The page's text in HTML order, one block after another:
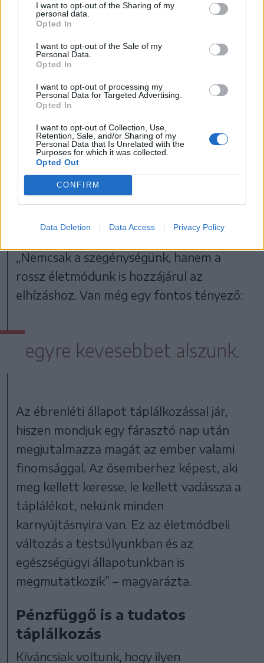
I want to opt-out of the Sharing of my
personal data.
Opted In
I want to opt-out of the Sale of my
Personal Data.
Opted In
I want to opt-out of processing my
Personal Data for Targeted Advertising.
Opted In
I want to opt-out of Collection, Use,
Retention, Sale, and/or Sharing of my
Personal Data that Is Unrelated with the
Purposes for which it was collected.
Opted Out
CONFIRM
Data Deletion Data Access Privacy Policy
erdőtől,
egyre több helyre autóval
jutunk el, és azok a
lépések, amelyeket az
irodában, a gyárban, a
konyhában teszünk meg,
nem igazán számítanak
mozgásnak.
„Nemcsak a szegénységünk, hanem a
rossz életmódunk is hozzájárul az
elhízáshoz. Van még egy fontos tényező:
egyre kevesebbet alszunk.
Az ébrenléti állapot táplálkozással jár,
hiszen mondjuk egy fárasztó nap után
megjutalmazza magát az ember valami
finomsággal. Az ősemberhez képest, aki
meg kellett keresse, le kellett vadássza a
táplálékot, nekünk minden
karnyújtásnyira van. Ez az életmódbeli
változás a testsúlyunkban és az
egészségügyi állapotunkban is
megmutatkozik” – magyarázta.
Pénzfüggő is a tudatos
táplálkozás
Kíváncsiak voltunk, hogy ilyen